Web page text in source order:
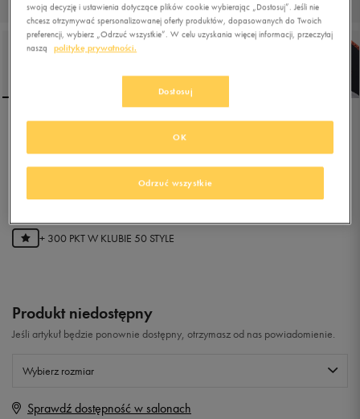
REEBOK WAVE GLIDER III
+ 300 PKT W KLUBIE 50 STYLE
Produkt niedostępny
Jeśli artykuł będzie ponownie dostępny, otrzymasz od nas powiadomienie.
Wybierz rozmiar
Rozmiary EU
Sprawdź dostępność w salonach
swoją decyzję i ustawienia dotyczące plików cookie wybierając „Dostosuj”. Jeśli nie
chcesz otrzymywać spersonalizowanej oferty produktów, dopasowanych do Twoich
preferencji, wybierz „Odrzuć wszystkie”. W celu uzyskania więcej informacji, przeczytaj
naszą
politykę prywatności.
Dostosuj
Odrzuć wszystkie
OK